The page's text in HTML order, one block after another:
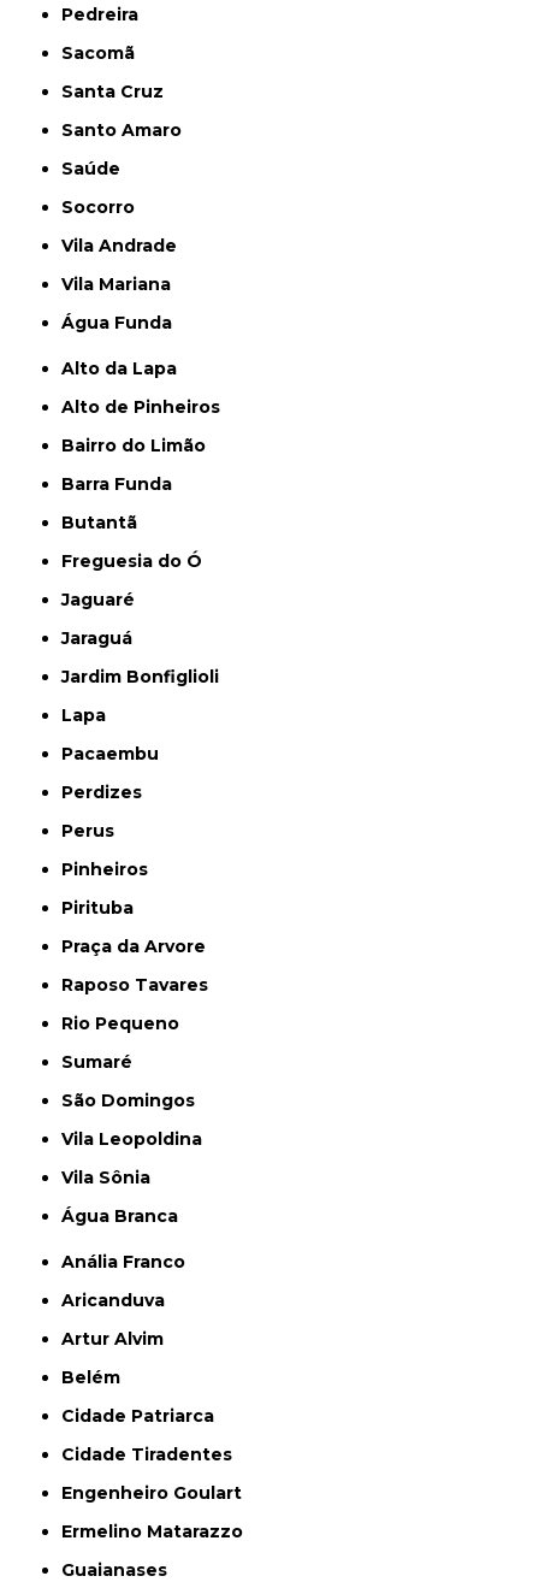
Pedreira
Sacomã
Santa Cruz
Santo Amaro
Saúde
Socorro
Vila Andrade
Vila Mariana
Água Funda
Alto da Lapa
Alto de Pinheiros
Bairro do Limão
Barra Funda
Butantã
Freguesia do Ó
Jaguaré
Jaraguá
Jardim Bonfiglioli
Lapa
Pacaembu
Perdizes
Perus
Pinheiros
Pirituba
Praça da Arvore
Raposo Tavares
Rio Pequeno
Sumaré
São Domingos
Vila Leopoldina
Vila Sônia
Água Branca
Anália Franco
Aricanduva
Artur Alvim
Belém
Cidade Patriarca
Cidade Tiradentes
Engenheiro Goulart
Ermelino Matarazzo
Guaianases